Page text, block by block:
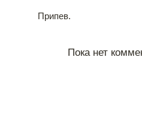
Припев.
Пока нет